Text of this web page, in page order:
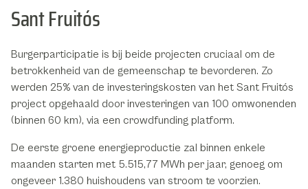
Sant Fruitós
Burgerparticipatie is bij beide projecten cruciaal om de
betrokkenheid van de gemeenschap te bevorderen. Zo
werden 25% van de investeringskosten van het Sant Fruitós
project opgehaald door investeringen van 100 omwonenden
(binnen 60 km), via een crowdfunding platform.
De eerste groene energieproductie zal binnen enkele
maanden starten met 5.515,77 MWh per jaar, genoeg om
ongeveer 1.380 huishoudens van stroom te voorzien.